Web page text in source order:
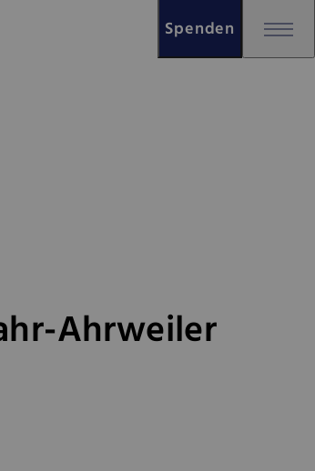
Spenden
Ahrweiler